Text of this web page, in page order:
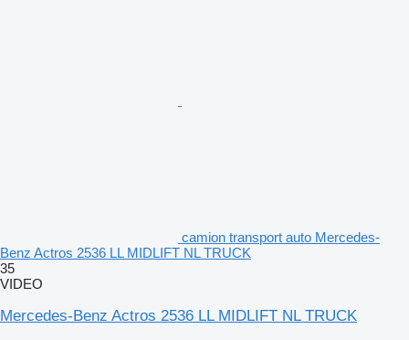
camion transport auto Mercedes-
Benz Actros 2536 LL MIDLIFT NL TRUCK
35
VIDEO
Mercedes-Benz Actros 2536 LL MIDLIFT NL TRUCK